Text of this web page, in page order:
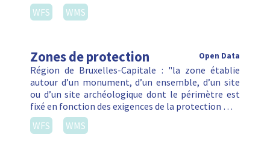
WFS
WMS
Zones de protection Open Data
Région de Bruxelles-Capitale : "la zone établie
autour d’un monument, d’un ensemble, d’un site
ou d’un site archéologique dont le périmètre est
fixé en fonction des exigences de la protection …
WFS
WMS